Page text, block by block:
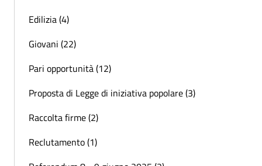
Edilizia (4)
Giovani (22)
Pari opportunità (12)
Proposta di Legge di iniziativa popolare (3)
Raccolta firme (2)
Reclutamento (1)